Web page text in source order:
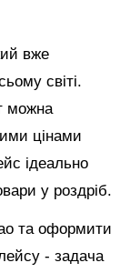
вже
світі.
можна
цінами
ідеально
у роздріб.
та оформити
- задача